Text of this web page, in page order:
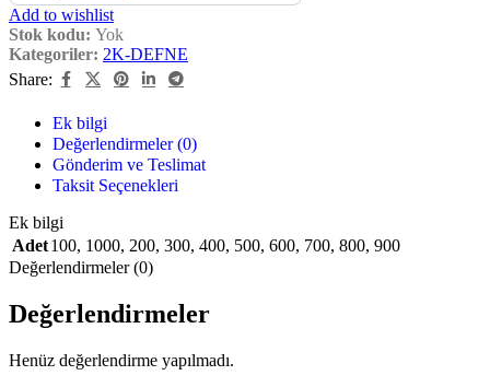
Add to wishlist
Stok kodu: Yok
Kategoriler: 2K-DEFNE
Share:
Ek bilgi
Değerlendirmeler (0)
Gönderim ve Teslimat
Taksit Seçenekleri
Ek bilgi
Adet100, 1000, 200, 300, 400, 500, 600, 700, 800, 900
Değerlendirmeler (0)
Değerlendirmeler
Henüz değerlendirme yapılmadı.